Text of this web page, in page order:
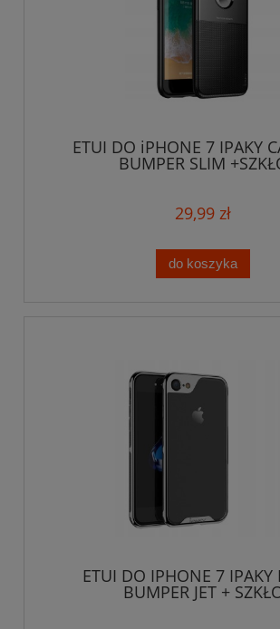
ETUI DO iPHONE 7 IPAKY
BUMPER SLIM
29,99 zł
do koszyka
ETUI DO IPHONE 7 IPAKY
BUMPER JET +